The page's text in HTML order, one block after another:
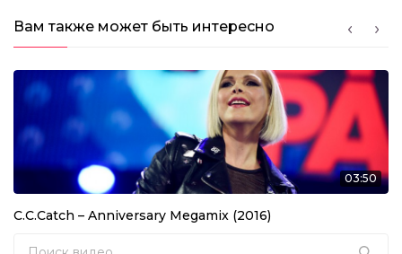
Дискотека 80-х 2017
Thomas Anders, C.C. Catch, Lian Ross, Ottawan.
Дискотека 80-х 2014 год
Главные танцевальные хиты
Вам также может быть интересно
03:50
C.C.Catch – Anniversary Megamix (2016)
Search for: